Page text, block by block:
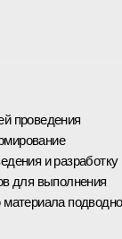
проведения
и разработку
для выполнения